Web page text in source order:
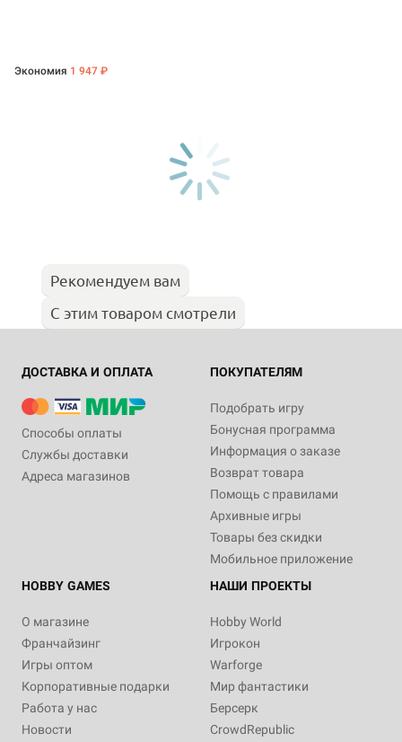
Экономия 1 947 ₽
Рекомендуем вам
С этим товаром смотрели
ДОСТАВКА И ОПЛАТА
Способы оплаты
Службы доставки
Адреса магазинов
ПОКУПАТЕЛЯМ
Подобрать игру
Бонусная программа
Информация о заказе
Возврат товара
Помощь с правилами
Архивные игры
Товары без скидки
Мобильное приложение
HOBBY GAMES
О магазине
Франчайзинг
Игры оптом
Корпоративные подарки
Работа у нас
Новости
НАШИ ПРОЕКТЫ
Hobby World
Игрокон
Warforge
Мир фантастики
Берсерк
CrowdRepublic